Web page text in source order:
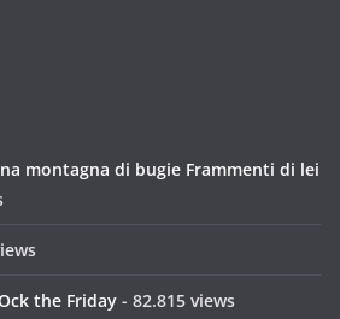
montagna di bugie Frammenti di lei
the Friday - 82.815 views